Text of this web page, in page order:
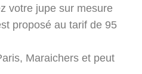
votre jupe sur mesure
proposé au tarif de 95
Maraichers et peut